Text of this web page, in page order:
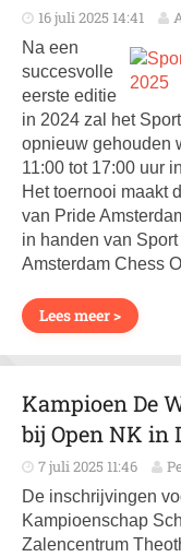
16 juli 2025 14:41
Na een
succesvolle
eerste editie
in 2024 zal het
opnieuw gehouden
11:00 tot 17:00 uur
Het toernooi maakt
van Pride
in handen van
Amsterdam Chess
Lees meer >
Kampioen De
bij Open NK in
7 juli 2025 11:46
De inschrijvingen
Kampioenschap
Zalencentrum